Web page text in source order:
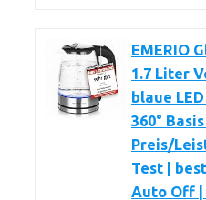
EMERIO
1.7 Liter
blaue
360°
Preis/
Test |
Auto Off |